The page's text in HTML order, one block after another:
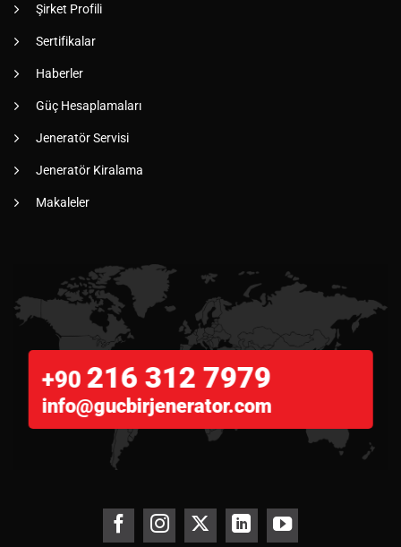
Şirket Profili
Sertifikalar
Haberler
Güç Hesaplamaları
Jeneratör Servisi
Jeneratör Kiralama
Makaleler
+90 216 312 7979
info@gucbirjenerator.com